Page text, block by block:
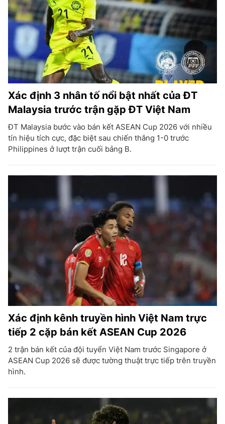
Xác định 3 nhân tố nổi bật nhất của ĐT
Malaysia trước trận gặp ĐT Việt Nam
ĐT Malaysia bước vào bán kết ASEAN Cup 2026 với nhiều
tín hiệu tích cực, đặc biệt sau chiến thắng 1-0 trước
Philippines ở lượt trận cuối bảng B.
Xác định kênh truyền hình Việt Nam trực
tiếp 2 cặp bán kết ASEAN Cup 2026
2 trận bán kết của đội tuyển Việt Nam trước Singapore ở
ASEAN Cup 2026 sẽ được tường thuật trực tiếp trên truyền
hình.